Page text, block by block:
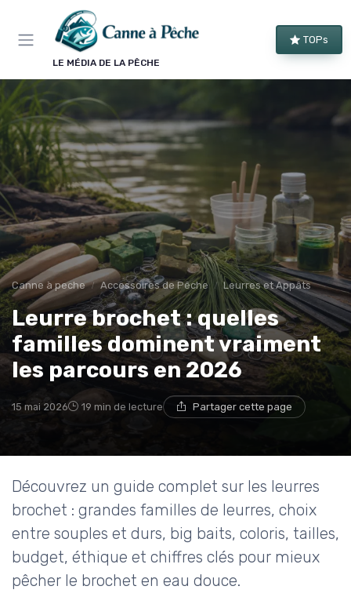
LE MÉDIA DE LA PÊCHE
TOPs
Canne à peche Accessoires de Pêche Leurres et Appâts
Leurre brochet : quelles
familles dominent vraiment
les parcours en 2026
15 mai 2026 19 min de lecture Partager cette page
Découvrez un guide complet sur les leurres
brochet : grandes familles de leurres, choix
entre souples et durs, big baits, coloris, tailles,
budget, éthique et chiffres clés pour mieux
pêcher le brochet en eau douce.
Panneau de gestion des cookies